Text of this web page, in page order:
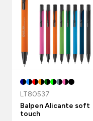
LT80537
Balpen Alicante soft
touch